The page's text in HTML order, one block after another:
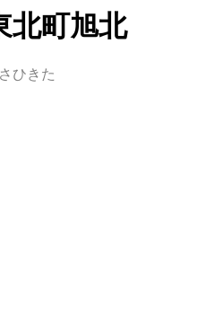
北町旭北
ひきた